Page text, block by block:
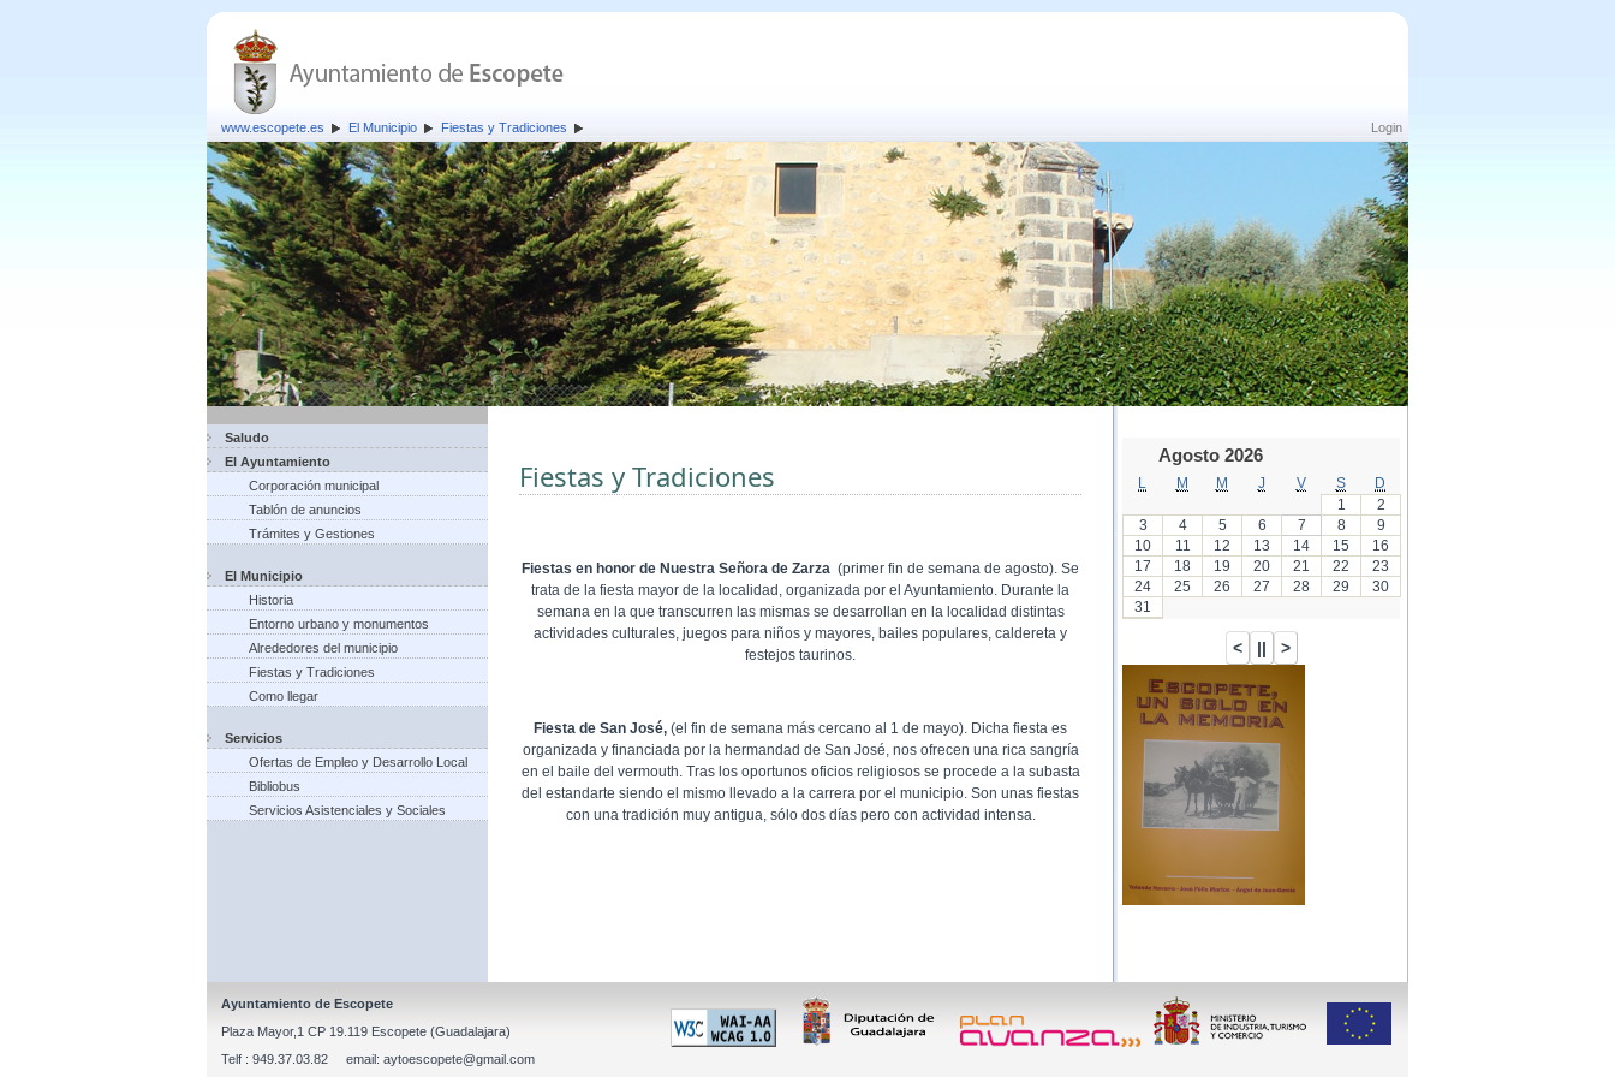
Login
www.escopete.es El Municipio Fiestas y Tradiciones
Saludo
El Ayuntamiento
Corporación municipal
Tablón de anuncios
Trámites y Gestiones
El Municipio
Historia
Entorno urbano y monumentos
Alrededores del municipio
Fiestas y Tradiciones
Como llegar
Servicios
Ofertas de Empleo y Desarrollo Local
Bibliobus
Servicios Asistenciales y Sociales
Fiestas y Tradiciones
Fiestas en honor de Nuestra Señora de Zarza (primer fin de semana de agosto). Se
trata de la fiesta mayor de la localidad, organizada por el Ayuntamiento. Durante la
semana en la que transcurren las mismas se desarrollan en la localidad distintas
actividades culturales, juegos para niños y mayores, bailes populares, caldereta y
festejos taurinos.
Fiesta de San José, (el fin de semana más cercano al 1 de mayo). Dicha fiesta es
organizada y financiada por la hermandad de San José, nos ofrecen una rica sangría
en el baile del vermouth. Tras los oportunos oficios religiosos se procede a la subasta
del estandarte siendo el mismo llevado a la carrera por el municipio. Son unas fiestas
con una tradición muy antigua, sólo dos días pero con actividad intensa.
Agosto 2026
M M J V S
D
1
2
3
4 5 6 7 8
9
10
11 12 13 14 15
16
17
18 19 20 21 22
23
24
25 26 27 28 29
30
31
Ayuntamiento de Escopete
Plaza Mayor,1 CP 19.119 Escopete (Guadalajara)
Telf : 949.37.03.82 email: aytoescopete@gmail.com